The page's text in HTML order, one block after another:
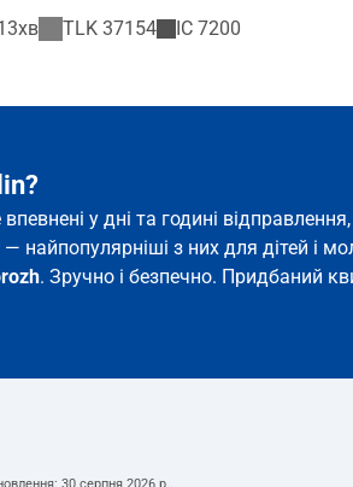
TLK 37154 IC 7200
у дні та годині
— найпопулярніші з них для дітей і
. Зручно і безпечно. Придбаний